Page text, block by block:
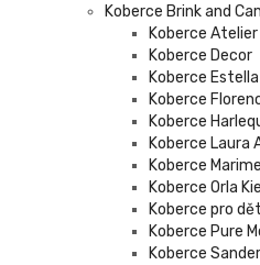
Koberce Brink and
Koberce
Koberce Decor
Koberce Estella
Koberce
Koberce
Koberce Laura
Koberce
Koberce Orla
Koberce pro
Koberce Pure
Koberce